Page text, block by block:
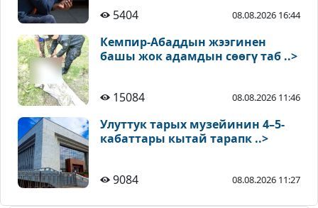
5404 08.08.2026 16:44
Кемпир-Абаддын жээгинен
башы жок адамдын сөөгү таб ..>
15084 08.08.2026 11:46
Улуттук тарых музейинин 4–5-
кабаттары кытай тарапк ..>
9084 08.08.2026 11:27